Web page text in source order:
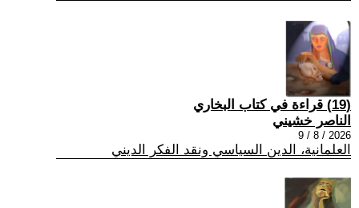
(19) قراءة في كتاب البخاري
الناصر خشيني
2026 / 8 / 9
العلمانية، الدين السياسي ونقد الفكر الديني